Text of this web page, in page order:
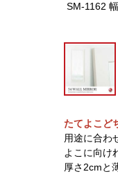
SM-1162
たてよこど
用途に合わ
よこに向け
厚さ2cmと